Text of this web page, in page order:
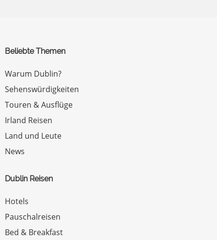
Beliebte Themen
Warum Dublin?
Sehenswürdigkeiten
Touren & Ausflüge
Irland Reisen
Land und Leute
News
Dublin Reisen
Hotels
Pauschalreisen
Bed & Breakfast